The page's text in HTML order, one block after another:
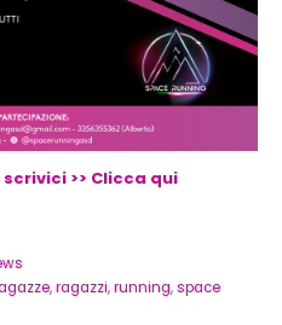
>> Clicca qui
,ragazzi,running,space